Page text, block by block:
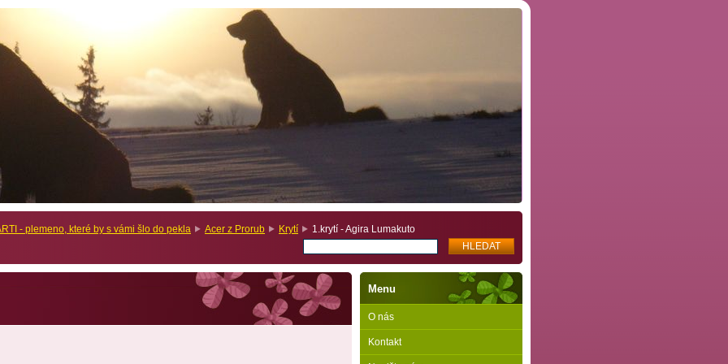
- plemeno, které by s vámi šlo do pekla Acer z Prorub Krytí 1.krytí - Agira Lumakuto
Menu
O nás
Kontakt